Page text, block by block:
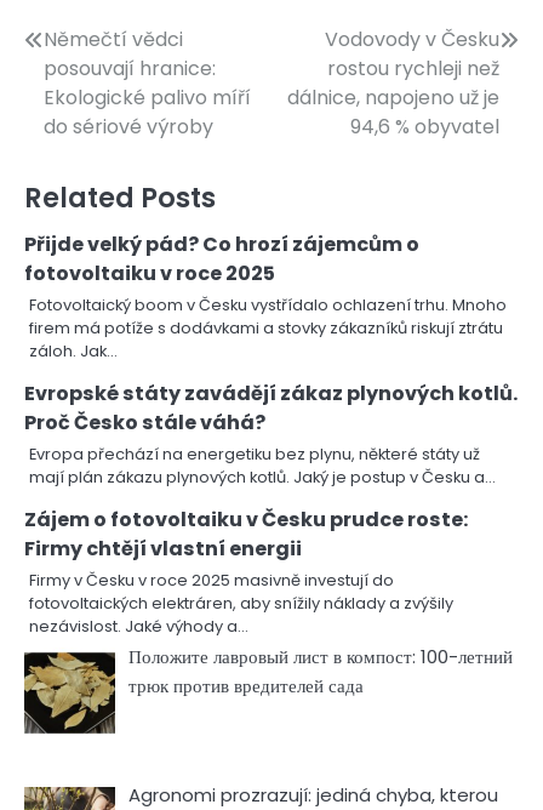
Navigace
pro
příspěvek
Němečtí vědci
posouvají hranice:
Ekologické palivo míří
do sériové výroby
Vodovody v Česku
rostou rychleji než
dálnice, napojeno už je
94,6 % obyvatel
Related Posts
Přijde velký pád? Co hrozí zájemcům o
fotovoltaiku v roce 2025
Fotovoltaický boom v Česku vystřídalo ochlazení trhu. Mnoho
firem má potíže s dodávkami a stovky zákazníků riskují ztrátu
záloh. Jak…
Evropské státy zavádějí zákaz plynových kotlů.
Proč Česko stále váhá?
Evropa přechází na energetiku bez plynu, některé státy už
mají plán zákazu plynových kotlů. Jaký je postup v Česku a…
Zájem o fotovoltaiku v Česku prudce roste:
Firmy chtějí vlastní energii
Firmy v Česku v roce 2025 masivně investují do
fotovoltaických elektráren, aby snížily náklady a zvýšily
nezávislost. Jaké výhody a…
Положите лавровый лист в компост: 100-летний
трюк против вредителей сада
Agronomi prozrazují: jediná chyba, kterou